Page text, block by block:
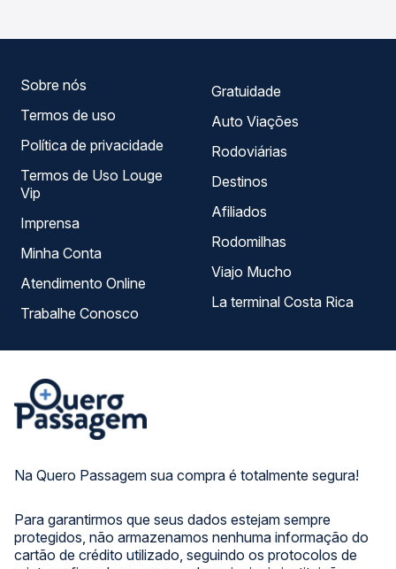
Na Quero Passagem sua compra é totalmente segura!
Para garantirmos que seus dados estejam sempre
protegidos, não armazenamos nenhuma informação do
cartão de crédito utilizado, seguindo os protocolos de
Sobre nós
Termos de uso
Política de privacidade
Termos de Uso Louge
Vip
Imprensa
Minha Conta
Atendimento Online
Trabalhe Conosco
Gratuidade
Auto Viações
Rodoviárias
Destinos
Afiliados
Rodomilhas
Viajo Mucho
La terminal Costa Rica